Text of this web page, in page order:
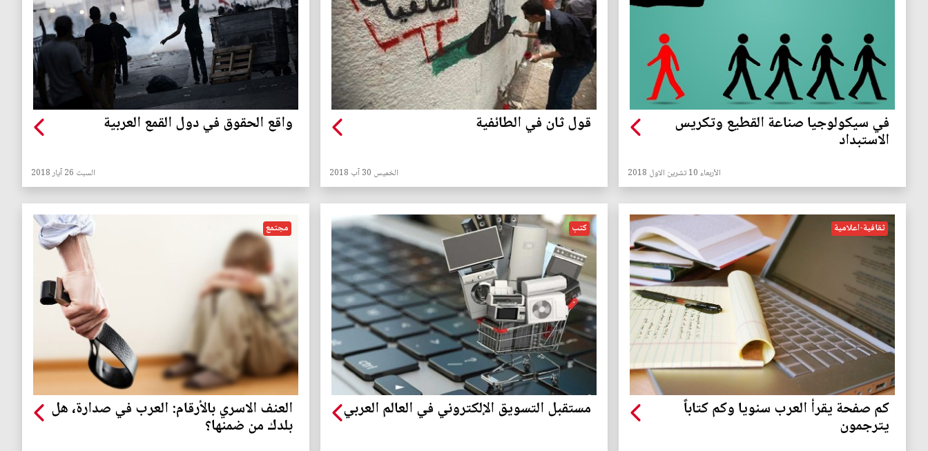
في سيكولوجيا صناعة القطيع وتكريس
الاستبداد
الأربعاء 10 تشرين الاول 2018
قول ثان في الطائفية
الخميس 30 آب 2018
واقع الحقوق في دول القمع العربية
السبت 26 آيار 2018
ثقافية-اعلامية
كم صفحة يقرأ العرب سنويا وكم كتاباً
يترجمون
كتب
مستقبل التسويق الإلكتروني في العالم العربي
مجتمع
العنف الاسري بالأرقام: العرب في صدارة، هل
بلدك من ضمنها؟